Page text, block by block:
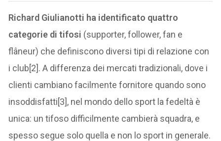
Richard Giulianotti ha identificato quattro
categorie di tifosi (supporter, follower, fan e
flâneur) che definiscono diversi tipi di relazione con
i club[2]. A differenza dei mercati tradizionali, dove i
clienti cambiano facilmente fornitore quando sono
insoddisfatti[3], nel mondo dello sport la fedeltà è
unica: un tifoso difficilmente cambierà squadra, e
spesso segue solo quella e non lo sport in generale.